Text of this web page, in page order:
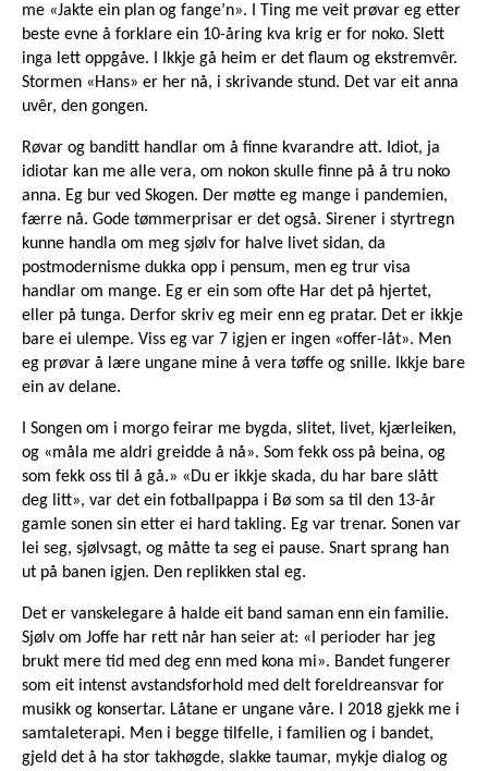
me «Jakte ein plan og fange’n». I Ting me veit prøvar eg etter
beste evne å forklare ein 10-åring kva krig er for noko. Slett
inga lett oppgåve. I Ikkje gå heim er det flaum og ekstremvêr.
Stormen «Hans» er her nå, i skrivande stund. Det var eit anna
uvêr, den gongen.
Røvar og banditt handlar om å finne kvarandre att. Idiot, ja
idiotar kan me alle vera, om nokon skulle finne på å tru noko
anna. Eg bur ved Skogen. Der møtte eg mange i pandemien,
færre nå. Gode tømmerprisar er det også. Sirener i styrtregn
kunne handla om meg sjølv for halve livet sidan, da
postmodernisme dukka opp i pensum, men eg trur visa
handlar om mange. Eg er ein som ofte Har det på hjertet,
eller på tunga. Derfor skriv eg meir enn eg pratar. Det er ikkje
bare ei ulempe. Viss eg var 7 igjen er ingen «offer-låt». Men
eg prøvar å lære ungane mine å vera tøffe og snille. Ikkje bare
ein av delane.
I Songen om i morgo feirar me bygda, slitet, livet, kjærleiken,
og «måla me aldri greidde å nå». Som fekk oss på beina, og
som fekk oss til å gå.» «Du er ikkje skada, du har bare slått
deg litt», var det ein fotballpappa i Bø som sa til den 13-år
gamle sonen sin etter ei hard takling. Eg var trenar. Sonen var
lei seg, sjølvsagt, og måtte ta seg ei pause. Snart sprang han
ut på banen igjen. Den replikken stal eg.
Det er vanskelegare å halde eit band saman enn ein familie.
Sjølv om Joffe har rett når han seier at: «I perioder har jeg
brukt mere tid med deg enn med kona mi». Bandet fungerer
som eit intenst avstandsforhold med delt foreldreansvar for
musikk og konsertar. Låtane er ungane våre. I 2018 gjekk me i
samtaleterapi. Men i begge tilfelle, i familien og i bandet,
gjeld det å ha stor takhøgde, slakke taumar, mykje dialog og